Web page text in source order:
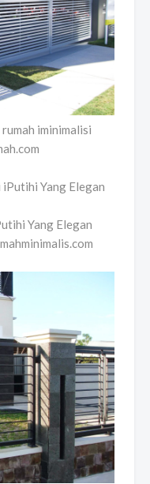
iminimalisi
Yang Elegan